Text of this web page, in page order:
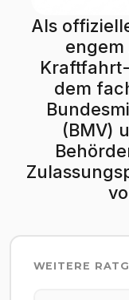
Als
engem
dem
(BMV)
WEITERE